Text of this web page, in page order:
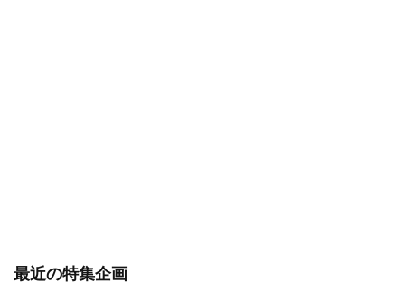
最近の特集企画